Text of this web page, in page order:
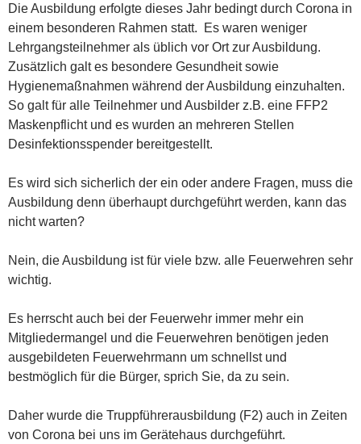
Die Ausbildung erfolgte dieses Jahr bedingt durch Corona in
einem besonderen Rahmen statt. Es waren weniger
Lehrgangsteilnehmer als üblich vor Ort zur Ausbildung.
Zusätzlich galt es besondere Gesundheit sowie
Hygienemaßnahmen während der Ausbildung einzuhalten.
So galt für alle Teilnehmer und Ausbilder z.B. eine FFP2
Maskenpflicht und es wurden an mehreren Stellen
Desinfektionsspender bereitgestellt.
Es wird sich sicherlich der ein oder andere Fragen, muss die
Ausbildung denn überhaupt durchgeführt werden, kann das
nicht warten?
Nein, die Ausbildung ist für viele bzw. alle Feuerwehren sehr
wichtig.
Es herrscht auch bei der Feuerwehr immer mehr ein
Mitgliedermangel und die Feuerwehren benötigen jeden
ausgebildeten Feuerwehrmann um schnellst und
bestmöglich für die Bürger, sprich Sie, da zu sein.
Daher wurde die Truppführerausbildung (F2) auch in Zeiten
von Corona bei uns im Gerätehaus durchgeführt.